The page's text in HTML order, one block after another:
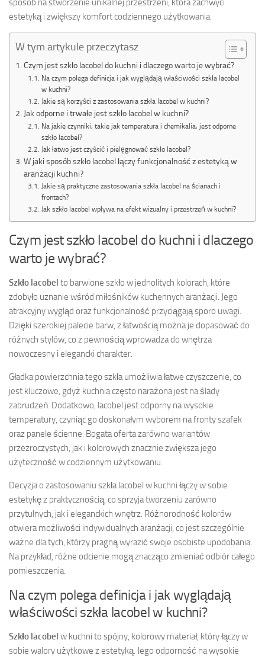
sposób na stworzenie unikalnej przestrzeni, która zachwyci
estetyką i zwiększy komfort codziennego użytkowania.
W tym artykule przeczytasz
Czym jest szkło lacobel do kuchni i dlaczego warto je wybrać?
Na czym polega definicja i jak wyglądają właściwości szkła lacobel
w kuchni?
Jakie są korzyści z zastosowania szkła lacobel w kuchni?
Jak odporne i trwałe jest szkło lacobel w kuchni?
Na jakie czynniki, takie jak temperatura i chemikalia, jest odporne
szkło lacobel?
Jak łatwo jest czyścić i pielęgnować szkło lacobel?
W jaki sposób szkło lacobel łączy funkcjonalność z estetyką w
aranżacji kuchni?
Jakie są praktyczne zastosowania szkła lacobel na ścianach i
frontach?
Jak szkło lacobel wpływa na efekt wizualny i przestrzeń w kuchni?
Czym jest szkło lacobel do kuchni i dlaczego
warto je wybrać?
Szkło lacobel to barwione szkło w jednolitych kolorach, które
zdobyło uznanie wśród miłośników kuchennych aranżacji. Jego
atrakcyjny wygląd oraz funkcjonalność przyciągają sporo uwagi.
Dzięki szerokiej palecie barw, z łatwością można je dopasować do
różnych stylów, co z pewnością wprowadza do wnętrza
nowoczesny i elegancki charakter.
Gładka powierzchnia tego szkła umożliwia łatwe czyszczenie, co
jest kluczowe, gdyż kuchnia często narażona jest na ślady
zabrudzeń. Dodatkowo, lacobel jest odporny na wysokie
temperatury, czyniąc go doskonałym wyborem na fronty szafek
oraz panele ścienne. Bogata oferta zarówno wariantów
przezroczystych, jak i kolorowych znacznie zwiększa jego
użyteczność w codziennym użytkowaniu.
Decyzja o zastosowaniu szkła lacobel w kuchni łączy w sobie
estetykę z praktycznością, co sprzyja tworzeniu zarówno
przytulnych, jak i eleganckich wnętrz. Różnorodność kolorów
otwiera możliwości indywidualnych aranżacji, co jest szczególnie
ważne dla tych, którzy pragną wyrazić swoje osobiste upodobania.
Na przykład, różne odcienie mogą znacząco zmieniać odbiór całego
pomieszczenia.
Na czym polega definicja i jak wyglądają
właściwości szkła lacobel w kuchni?
Szkło lacobel w kuchni to spójny, kolorowy materiał, który łączy w
sobie walory użytkowe z estetyką. Jego odporność na wysokie